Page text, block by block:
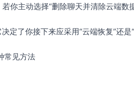
你主动选择“删除聊天并清除云端数
了你接下来应采用“云端恢复”还是“
常见方法